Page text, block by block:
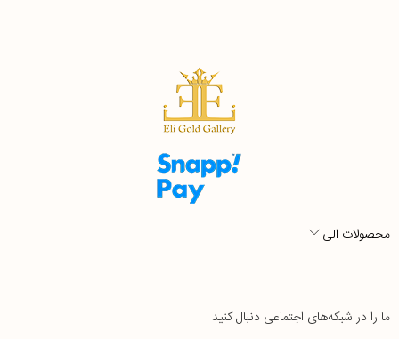
محصولات الی
ما را در شبکه‌های اجتماعی دنبال کنید